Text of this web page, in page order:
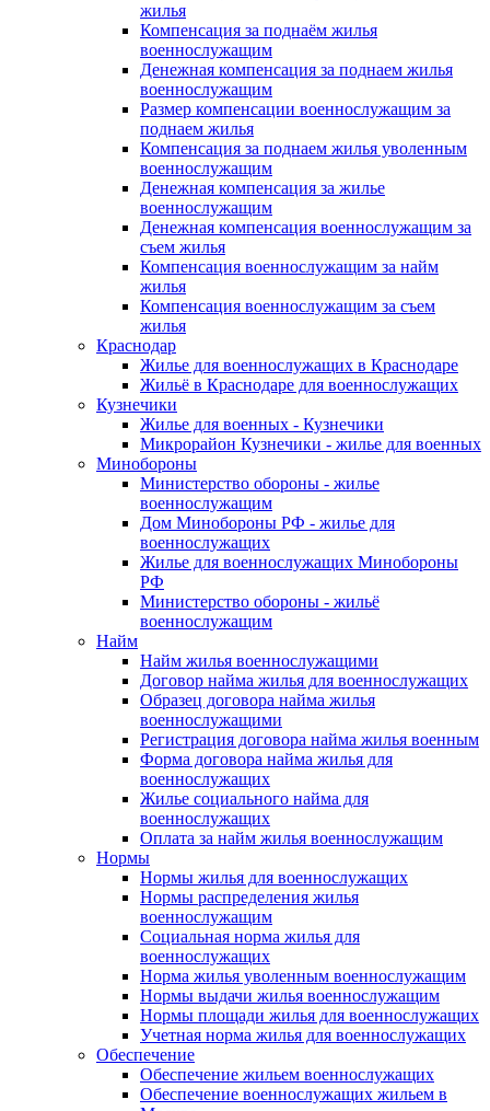
жилья
Компенсация за поднаём жилья
военнослужащим
Денежная компенсация за поднаем жилья
военнослужащим
Размер компенсации военнослужащим за
поднаем жилья
Компенсация за поднаем жилья уволенным
военнослужащим
Денежная компенсация за жилье
военнослужащим
Денежная компенсация военнослужащим за
съем жилья
Компенсация военнослужащим за найм
жилья
Компенсация военнослужащим за съем
жилья
Краснодар
Жилье для военнослужащих в Краснодаре
Жильё в Краснодаре для военнослужащих
Кузнечики
Жилье для военных - Кузнечики
Микрорайон Кузнечики - жилье для военных
Минобороны
Министерство обороны - жилье
военнослужащим
Дом Минобороны РФ - жилье для
военнослужащих
Жилье для военнослужащих Минобороны
РФ
Министерство обороны - жильё
военнослужащим
Найм
Найм жилья военнослужащими
Договор найма жилья для военнослужащих
Образец договора найма жилья
военнослужащими
Регистрация договора найма жилья военным
Форма договора найма жилья для
военнослужащих
Жилье социального найма для
военнослужащих
Оплата за найм жилья военнослужащим
Нормы
Нормы жилья для военнослужащих
Нормы распределения жилья
военнослужащим
Социальная норма жилья для
военнослужащих
Норма жилья уволенным военнослужащим
Нормы выдачи жилья военнослужащим
Нормы площади жилья для военнослужащих
Учетная норма жилья для военнослужащих
Обеспечение
Обеспечение жильем военнослужащих
Обеспечение военнослужащих жильем в